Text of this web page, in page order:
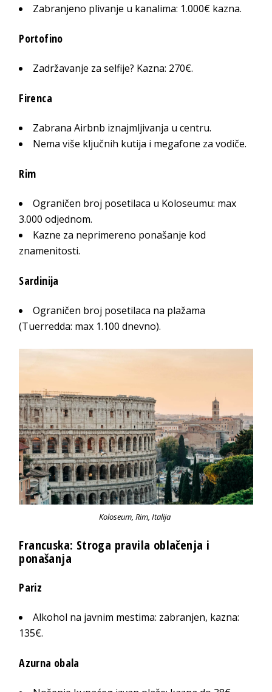
Zabranjeno plivanje u kanalima: 1.000€ kazna.
Portofino
Zadržavanje za selfije? Kazna: 270€.
Firenca
Zabrana Airbnb iznajmljivanja u centru.
Nema više ključnih kutija i megafone za vodiče.
Rim
Ograničen broj posetilaca u Koloseumu: max
3.000 odjednom.
Kazne za neprimereno ponašanje kod
znamenitosti.
Sardinija
Ograničen broj posetilaca na plažama
(Tuerredda: max 1.100 dnevno).
Koloseum, Rim, Italija
Francuska: Stroga pravila oblačenja i
ponašanja
Pariz
Alkohol na javnim mestima: zabranjen, kazna:
135€.
Azurna obala